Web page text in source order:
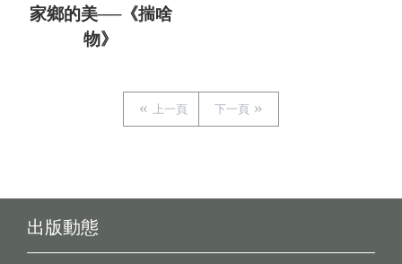
家鄉的美──《揣啥
物》
上一頁 下一頁
出版動態